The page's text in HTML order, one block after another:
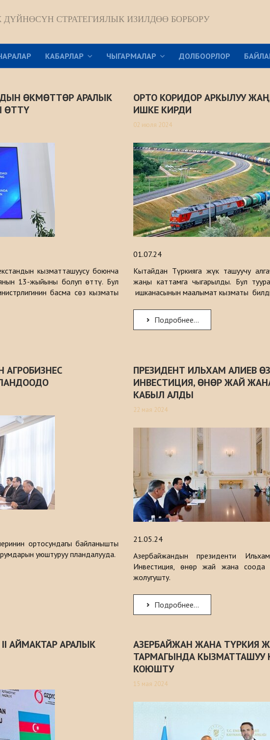
ДҮЙНӨСҮН СТРАТЕГИЯЛЫК ИЗИЛДӨӨ БОРБОРУ
КАБАРЛАР ЧЫГАРМАЛАР ДОЛБООРЛОР
ӨКМӨТТӨР АРАЛЫК
ӨТТҮ
кызматташуусу боюнча
13-жыйыны болуп өттү. Бул
басма сөз кызматы
ОРТО КОРИДОР АРКЫЛУУ
ИШКЕ КИРДИ
02 июля 2024
01.07.24
Кытайдан Түркияга жүк ташуучу
жаңы каттамга чыгарылды. Бул
ишканасынын маалымат кызматы
Подробнее...
АГРОБИЗНЕС
ортосундагы байланышты
уюштуруу пландалууда.
ПРЕЗИДЕНТ ИЛЬХАМ АЛИЕВ
ИНВЕСТИЦИЯ, ӨНӨР ЖАЙ
КАБЫЛ АЛДЫ
22 мая 2024
21.05.24
Азербайжандын президенти
Инвестиция, өнөр жай жана соода
жолугушту.
Подробнее...
АЙМАКТАР АРАЛЫК
АЗЕРБАЙЖАН ЖАНА ТҮРКИЯ
ТАРМАГЫНДА КЫЗМАТТАШУУ
КОЮШТУ
15 мая 2024